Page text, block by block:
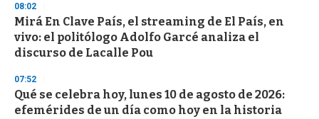
d
s
o
f
3
s
e
c
o
08:02
Mirá En Clave País, el streaming de El País, en
vivo: el politólogo Adolfo Garcé analiza el
discurso de Lacalle Pou
07:52
Qué se celebra hoy, lunes 10 de agosto de 2026:
efemérides de un día como hoy en la historia